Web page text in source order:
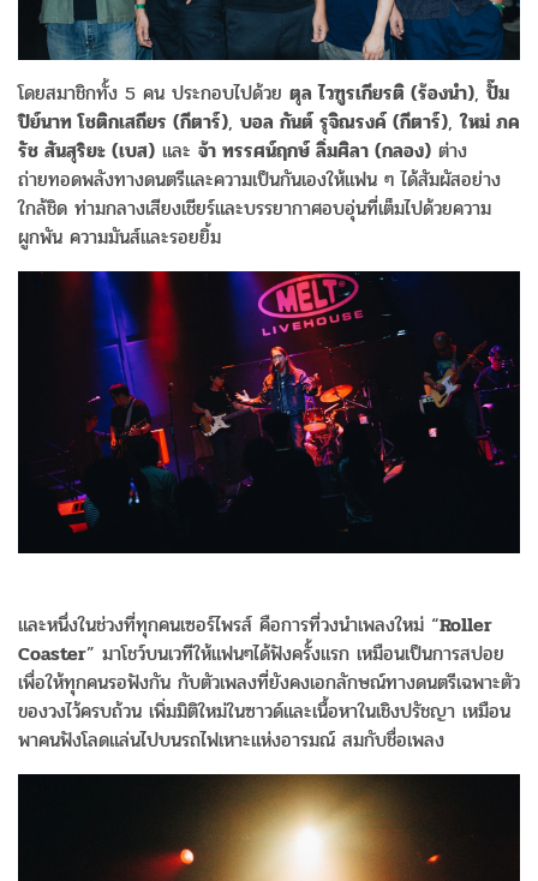
โดยสมาชิกทั้ง 5 คน ประกอบไปด้วย ตุล ไวฑูรเกียรติ (ร้องนำ), ปั๊ม
ปิย์นาท โชติกเสถียร (กีตาร์), บอล กันต์ รุจิณรงค์ (กีตาร์),ใหม่ ภค
รัช สันสุริยะ (เบส) และ จ้า ทรรศน์ฤกษ์ ลิ่มศิลา (กลอง) ต่าง
ถ่ายทอดพลังทางดนตรีและความเป็นกันเองให้แฟน ๆ ได้สัมผัสอย่าง
ใกล้ชิด ท่ามกลางเสียงเชียร์และบรรยากาศอบอุ่นที่เต็มไปด้วยความ
ผูกพัน ความมันส์และรอยยิ้ม
และหนึ่งในช่วงที่ทุกคนเซอร์ไพรส์ คือการที่วงนำเพลงใหม่ “Roller
Coaster” มาโชว์บนเวทีให้แฟนๆได้ฟังครั้งแรก เหมือนเป็นการสปอย
เพื่อให้ทุกคนรอฟังกัน กับตัวเพลงที่ยังคงเอกลักษณ์ทางดนตรีเฉพาะตัว
ของวงไว้ครบถ้วน เพิ่มมิติใหม่ในซาวด์และเนื้อหาในเชิงปรัชญา เหมือน
พาคนฟังโลดแล่นไปบนรถไฟเหาะแห่งอารมณ์ สมกับชื่อเพลง